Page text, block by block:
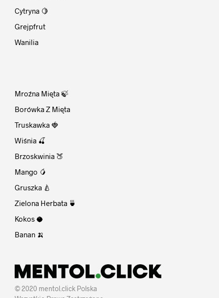
Cytryna 🍋
Grejpfrut
Wanilia
Mroźna Mięta 🍃
Borówka Z Mięta
Truskawka 🍓
Wiśnia 🍒
Brzoskwinia 🍑
Mango 🥭
Gruszka 🍐
Zielona Herbata 🍵
Kokos 🥥
Banan 🍌
© 2020 mentol.click Polska